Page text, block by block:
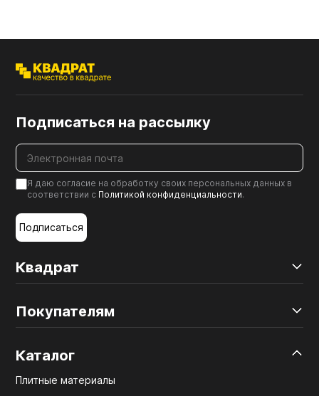
Квадрат
Покупателям
Каталог
Плитные материалы
Подписаться на рассылку
Я даю согласие на обработку своих персональных данных в
соответствии с Политикой конфиденциальности.
Подписаться